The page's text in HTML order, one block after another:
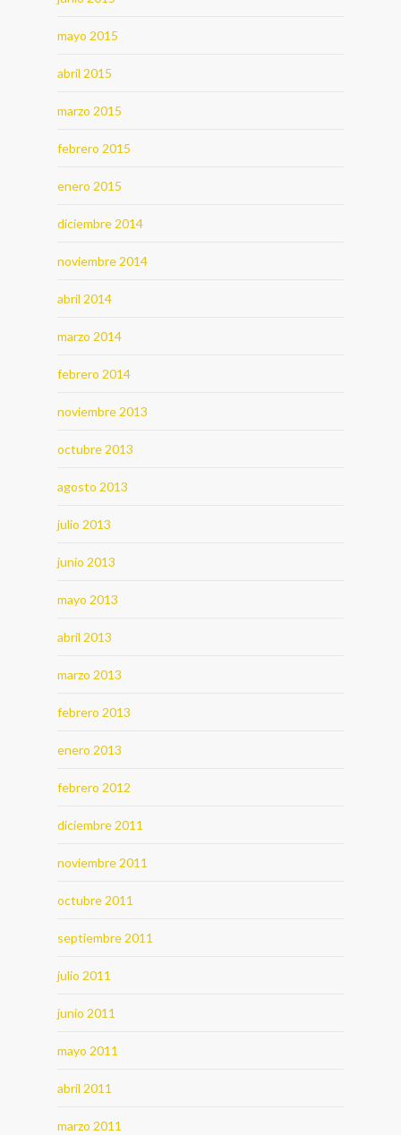
mayo 2015
abril 2015
marzo 2015
febrero 2015
enero 2015
diciembre 2014
noviembre 2014
abril 2014
marzo 2014
febrero 2014
noviembre 2013
octubre 2013
agosto 2013
julio 2013
junio 2013
mayo 2013
abril 2013
marzo 2013
febrero 2013
enero 2013
febrero 2012
diciembre 2011
noviembre 2011
octubre 2011
septiembre 2011
julio 2011
junio 2011
mayo 2011
abril 2011
marzo 2011